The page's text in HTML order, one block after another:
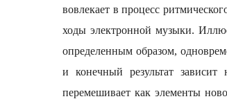
вовлекает в процесс
ходы электронной музыки.
определенным образом,
и конечный результат
перемешивает как элементы